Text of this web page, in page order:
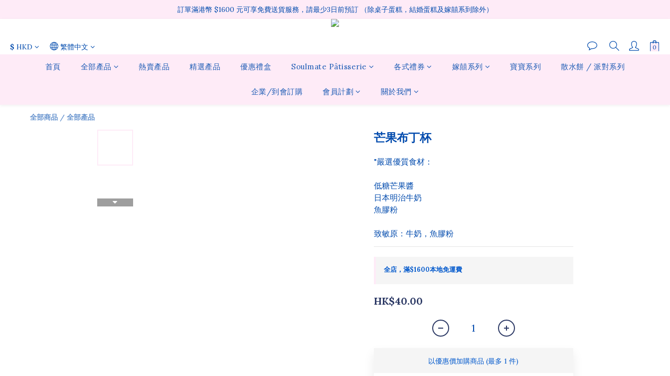
訂單滿港幣 $1600 元可享免費送貨服務，請最少3日前預訂 （除桌子蛋糕，結婚蛋糕及嫁囍系到除外）
$ HKD 繁體中文
首頁 全部產品 熱賣產品 精選產品 優惠禮盒 Soulmate Pâtisserie 各式禮券 嫁囍系列 寶寶系列 散水餅 / 派對系列
企業/到會訂購 會員計劃 關於我們
全部商品 / 全部產品
芒果布丁杯
"嚴選優質食材：
低糖芒果醬
日本明治牛奶
魚膠粉
致敏原：牛奶，魚膠粉
全店，滿$1600本地免運費
HK$40.00
以優惠價加購商品 (最多 1 件)